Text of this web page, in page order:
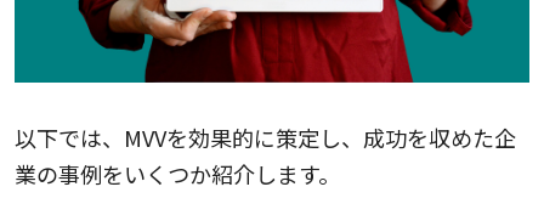
以下では、MVVを効果的に策定し、成功を収めた企
業の事例をいくつか紹介します。